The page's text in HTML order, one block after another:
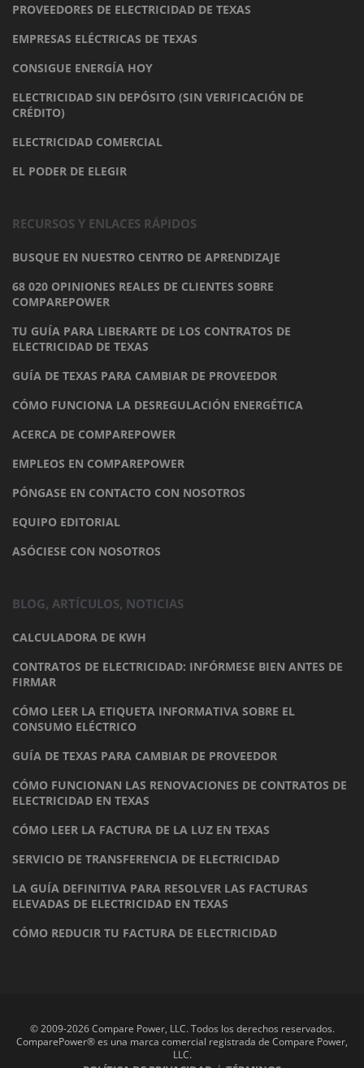
PROVEEDORES DE ELECTRICIDAD DE TEXAS
EMPRESAS ELÉCTRICAS DE TEXAS
CONSIGUE ENERGÍA HOY
ELECTRICIDAD SIN DEPÓSITO (SIN VERIFICACIÓN DE
CRÉDITO)
ELECTRICIDAD COMERCIAL
EL PODER DE ELEGIR
RECURSOS Y ENLACES RÁPIDOS
BUSQUE EN NUESTRO CENTRO DE APRENDIZAJE
68 020 OPINIONES REALES DE CLIENTES SOBRE
COMPAREPOWER
TU GUÍA PARA LIBERARTE DE LOS CONTRATOS DE
ELECTRICIDAD DE TEXAS
GUÍA DE TEXAS PARA CAMBIAR DE PROVEEDOR
CÓMO FUNCIONA LA DESREGULACIÓN ENERGÉTICA
ACERCA DE COMPAREPOWER
EMPLEOS EN COMPAREPOWER
PÓNGASE EN CONTACTO CON NOSOTROS
EQUIPO EDITORIAL
ASÓCIESE CON NOSOTROS
BLOG, ARTÍCULOS, NOTICIAS
CALCULADORA DE KWH
CONTRATOS DE ELECTRICIDAD: INFÓRMESE BIEN ANTES DE
FIRMAR
CÓMO LEER LA ETIQUETA INFORMATIVA SOBRE EL
CONSUMO ELÉCTRICO
GUÍA DE TEXAS PARA CAMBIAR DE PROVEEDOR
CÓMO FUNCIONAN LAS RENOVACIONES DE CONTRATOS DE
ELECTRICIDAD EN TEXAS
CÓMO LEER LA FACTURA DE LA LUZ EN TEXAS
SERVICIO DE TRANSFERENCIA DE ELECTRICIDAD
LA GUÍA DEFINITIVA PARA RESOLVER LAS FACTURAS
ELEVADAS DE ELECTRICIDAD EN TEXAS
CÓMO REDUCIR TU FACTURA DE ELECTRICIDAD
© 2009-2026 Compare Power, LLC. Todos los derechos reservados.
ComparePower® es una marca comercial registrada de Compare Power,
LLC.